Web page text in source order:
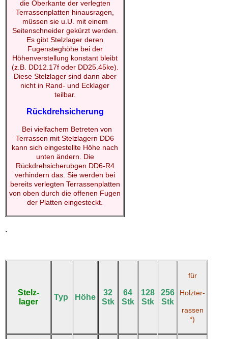
die Oberkante der verlegten
Terrassenplatten hinausragen,
müssen sie u.U. mit einem
Seitenschneider gekürzt werden.
Es gibt Stelzlager deren
Fugensteghöhe bei der
Höhenverstellung konstant bleibt
(z.B. DD12.17f oder DD25.45ke).
Diese Stelzlager sind dann aber
nicht in Rand- und Ecklager
teilbar.
Rückdrehsicherung
Bei vielfachem Betreten von
Terrassen mit Stelzlagern DD6
kann sich eingestellte Höhe nach
unten ändern. Die
Rückdrehsicherubgen DD6-R4
verhindern das. Sie werden bei
bereits verlegten Terrassenplatten
von oben durch die offenen Fugen
der Platten eingesteckt.
.
Stelz-
lager
Typ Höhe
32
Stk
64
Stk
128
Stk
256
Stk
für
Holzter-
rassen
*)